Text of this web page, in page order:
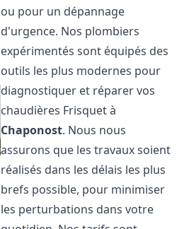
ou pour un dépannage
d'urgence. Nos plombiers
expérimentés sont équipés des
outils les plus modernes pour
diagnostiquer et réparer vos
chaudières Frisquet à
Chaponost. Nous nous
assurons que les travaux soient
réalisés dans les délais les plus
brefs possible, pour minimiser
les perturbations dans votre